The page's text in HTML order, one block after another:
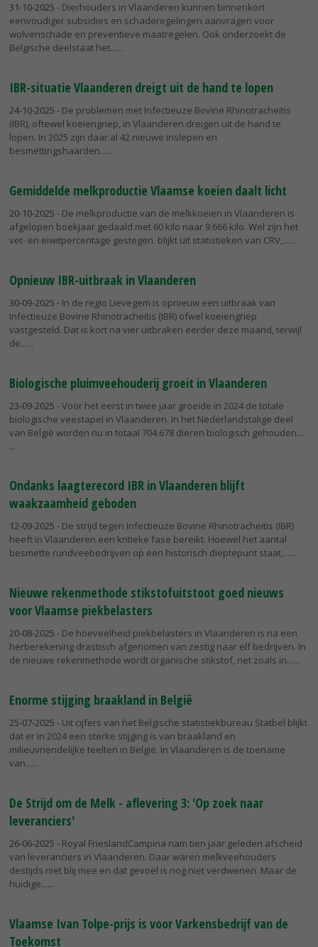
31-10-2025 - Dierhouders in Vlaanderen kunnen binnenkort
eenvoudiger subsidies en schaderegelingen aanvragen voor
wolvenschade en preventieve maatregelen. Ook onderzoekt de
Belgische deelstaat het...
IBR-situatie Vlaanderen dreigt uit de hand te lopen
24-10-2025 - De problemen met Infectieuze Bovine Rhinotracheïtis
(IBR), oftewel koeiengriep, in Vlaanderen dreigen uit de hand te
lopen. In 2025 zijn daar al 42 nieuwe inslepen en
besmettingshaarden...
Gemiddelde melkproductie Vlaamse koeien daalt licht
20-10-2025 - De melkproductie van de melkkoeien in Vlaanderen is
afgelopen boekjaar gedaald met 60 kilo naar 9.666 kilo. Wel zijn het
vet- en eiwitpercentage gestegen. blijkt uit statistieken van CRV,...
Opnieuw IBR-uitbraak in Vlaanderen
30-09-2025 - In de regio Lievegem is opnieuw een uitbraak van
Infectieuze Bovine Rhinotracheïtis (IBR) ofwel koeiengriep
vastgesteld. Dat is kort na vier uitbraken eerder deze maand, terwijl
de...
Biologische pluimveehouderij groeit in Vlaanderen
23-09-2025 - Voor het eerst in twee jaar groeide in 2024 de totale
biologische veestapel in Vlaanderen. In het Nederlandstalige deel
van België worden nu in totaal 704.678 dieren biologisch gehouden....
Ondanks laagterecord IBR in Vlaanderen blijft
waakzaamheid geboden
12-09-2025 - De strijd tegen Infectieuze Bovine Rhinotracheïtis (IBR)
heeft in Vlaanderen een kritieke fase bereikt. Hoewel het aantal
besmette rundveebedrijven op een historisch dieptepunt staat,...
Nieuwe rekenmethode stikstofuitstoot goed nieuws
voor Vlaamse piekbelasters
20-08-2025 - De hoeveelheid piekbelasters in Vlaanderen is na een
herberekening drastisch afgenomen van zestig naar elf bedrijven. In
de nieuwe rekenmethode wordt organische stikstof, net zoals in...
Enorme stijging braakland in België
25-07-2025 - Uit cijfers van het Belgische statistiekbureau Statbel blijkt
dat er in 2024 een sterke stijging is van braakland en
milieuvriendelijke teelten in België. In Vlaanderen is de toename
van...
De Strijd om de Melk - aflevering 3: 'Op zoek naar
leveranciers'
26-06-2025 - Royal FrieslandCampina nam tien jaar geleden afscheid
van leveranciers in Vlaanderen. Daar waren melkveehouders
destijds niet blij mee en dat gevoel is nog niet verdwenen. Maar de
huidige...
Vlaamse Ivan Tolpe-prijs is voor Varkensbedrijf van de
Toekomst